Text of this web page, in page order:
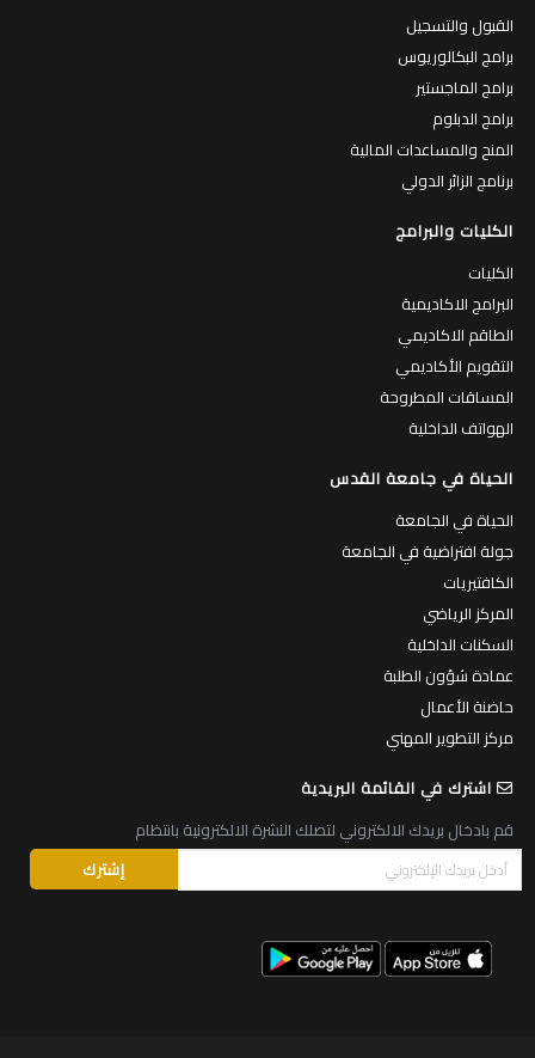
القبول والتسجيل
برامج البكالوريوس
برامج الماجستير
برامج الدبلوم
المنح والمساعدات المالية
برنامج الزائر الدولي
الكليات والبرامج
الكليات
البرامج الاكاديمية
الطاقم الاكاديمي
التقويم الأكاديمي
المساقات المطروحة
الهواتف الداخلية
الحياة في جامعة القدس
الحياة في الجامعة
جولة افتراضية في الجامعة
الكافتيريات
المركز الرياضي
السكنات الداخلية
عمادة شؤون الطلبة
حاضنة الأعمال
مركز التطوير المهني
اشترك في القائمة البريدية
قم بادخال بريدك الالكتروني لتصلك النشرة الالكترونية بانتظام